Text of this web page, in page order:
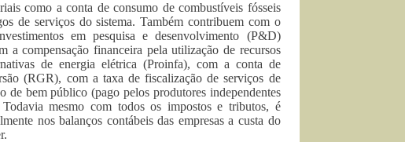
como a conta de consumo de combustíveis fósseis
de serviços do sistema. Também contribuem com o
em pesquisa e desenvolvimento (P&D)
a compensação financeira pela utilização de recursos
de energia elétrica (Proinfa), com a conta de
(RGR), com a taxa de fiscalização de serviços de
bem público (pago pelos produtores independentes
mesmo com todos os impostos e tributos, é
nos balanços contábeis das empresas a custa do